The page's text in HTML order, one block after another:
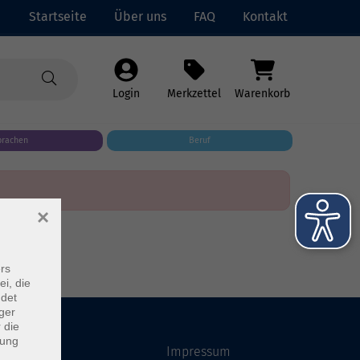
Startseite Über uns FAQ Kontakt
Login Merkzettel Warenkorb
Beruf
Startseite Impressum
die
die
×